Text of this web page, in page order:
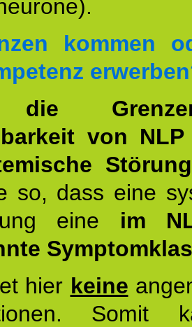
kommen
die
von NLP
so, dass eine
eine im
hier keine
Somit